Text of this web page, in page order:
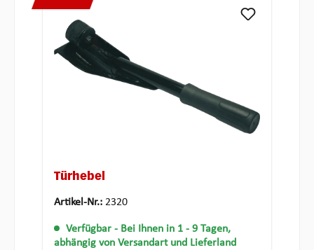
Türhebel
Artikel-Nr.: 2320
Verfügbar - Bei Ihnen in 1 - 9 Tagen,
abhängig von Versandart und Lieferland